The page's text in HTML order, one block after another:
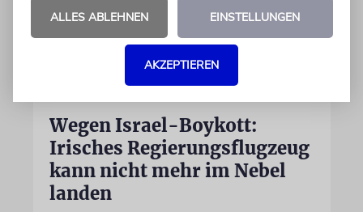
Wegen Israel-Boykott:
Irisches Regierungsflugzeug
kann nicht mehr im Nebel
landen
ALLES ABLEHNEN EINSTELLUNGEN
AKZEPTIEREN